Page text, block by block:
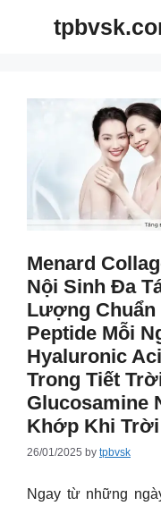
Menard
Nội Sinh Đa
Lượng Chuẩn
Peptide Mỗi
Hyaluronic
Trong Tiết
Glucosamine
Khớp Khi
26/01/2025 by tpbvsk
Ngay từ những